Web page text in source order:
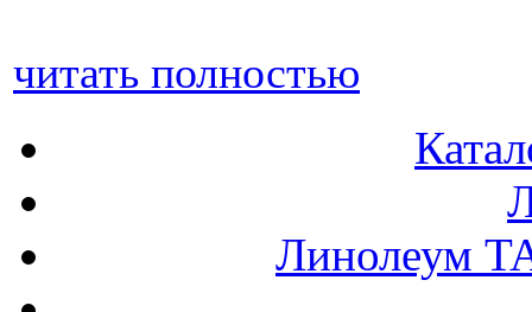
читать полностью
Линолеум